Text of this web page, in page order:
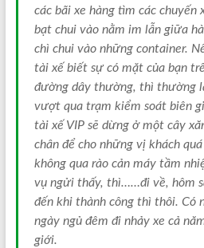
các bãi xe hàng tìm các chuyến
bạt chui vào nằm im lẫn giữa
chì chui vào những container.
tài xế biết sự có mặt của bạn
đường dây thường, thì thường
vượt qua trạm kiểm soát biên
tài xế VIP sẽ dừng ở một cây
chân để cho những vị khách
không qua rào cản máy tầm
vụ ngửi thấy, thì……đi về, hôm
đến khi thành công thì thôi. Có
ngày ngủ đêm đi nhảy xe cả
giới.